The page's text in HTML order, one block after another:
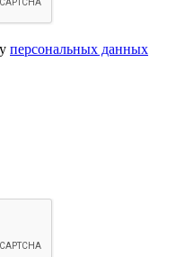
персональных данных